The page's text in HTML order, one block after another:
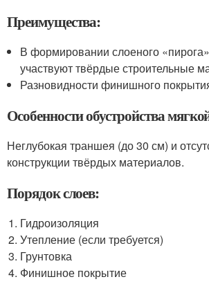
Преимущества:
В формировании слоеного
участвуют твёрдые строительные
Разновидности финишного
Особенности обустройства
Неглубокая траншея (до 30 см) и
конструкции твёрдых материалов.
Порядок слоев:
Гидроизоляция
Утепление (если требуется)
Грунтовка
Финишное покрытие